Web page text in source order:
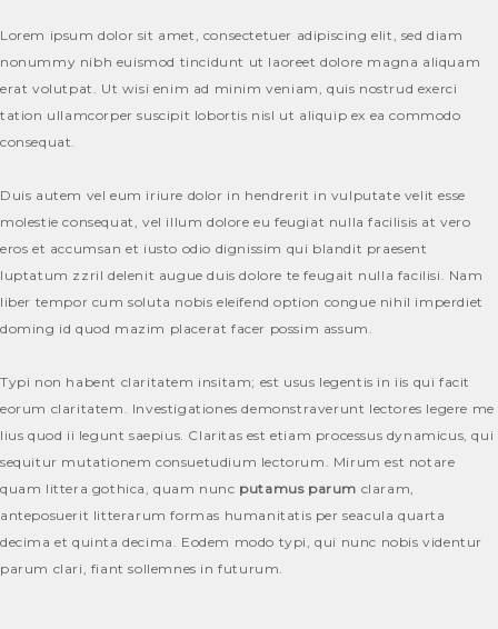
Lorem ipsum dolor sit amet, consectetuer adipiscing elit, sed diam
nonummy nibh euismod tincidunt ut laoreet dolore magna aliquam
erat volutpat. Ut wisi enim ad minim veniam, quis nostrud exerci
tation ullamcorper suscipit lobortis nisl ut aliquip ex ea commodo
consequat.
Duis autem vel eum iriure dolor in hendrerit in vulputate velit esse
molestie consequat, vel illum dolore eu feugiat nulla facilisis at vero
eros et accumsan et iusto odio dignissim qui blandit praesent
luptatum zzril delenit augue duis dolore te feugait nulla facilisi. Nam
liber tempor cum soluta nobis eleifend option congue nihil imperdiet
doming id quod mazim placerat facer possim assum.
Typi non habent claritatem insitam; est usus legentis in iis qui facit
eorum claritatem. Investigationes demonstraverunt lectores legere me
lius quod ii legunt saepius. Claritas est etiam processus dynamicus, qui
sequitur mutationem consuetudium lectorum. Mirum est notare
quam littera gothica, quam nunc putamus parum claram,
anteposuerit litterarum formas humanitatis per seacula quarta
decima et quinta decima. Eodem modo typi, qui nunc nobis videntur
parum clari, fiant sollemnes in futurum.